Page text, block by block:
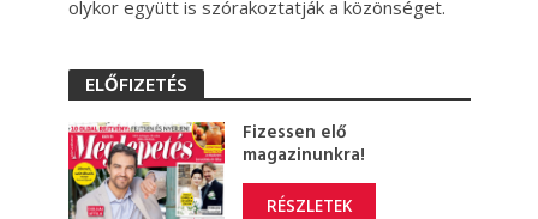
olykor együtt is szórakoztatják a közönséget.
ELŐFIZETÉS
Fizessen elő
magazinunkra!
RÉSZLETEK